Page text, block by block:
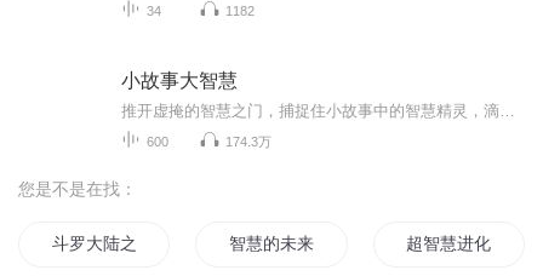
34 1182
小故事大智慧
600 174.3万
您是不是在找：
斗罗大陆之智慧仙帝 智慧的未来 超智慧进化